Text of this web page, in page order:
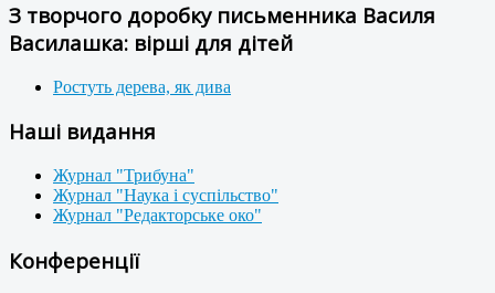
З творчого доробку письменника Василя
Василашка: вірші для дітей
Ростуть дерева, як дива
Наші видання
Журнал "Трибуна"
Журнал "Наука і суспільство"
Журнал "Редакторське око"
Конференції